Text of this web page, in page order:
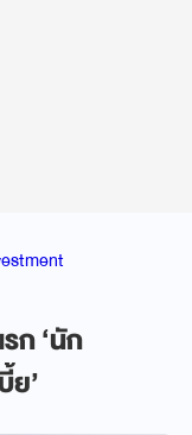
ก ‘นัก
ย’